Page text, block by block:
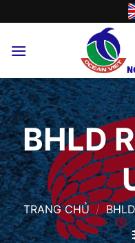
to
BHLD
TRANG CHỦ /